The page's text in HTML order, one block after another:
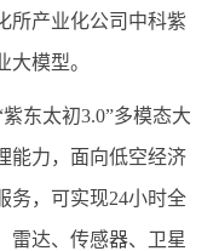
所产业化公司 中科紫
模型。
东太初3.0”多模态大
能力，面向低空经济
务，可实现24小时全
雷达、传感器、卫星